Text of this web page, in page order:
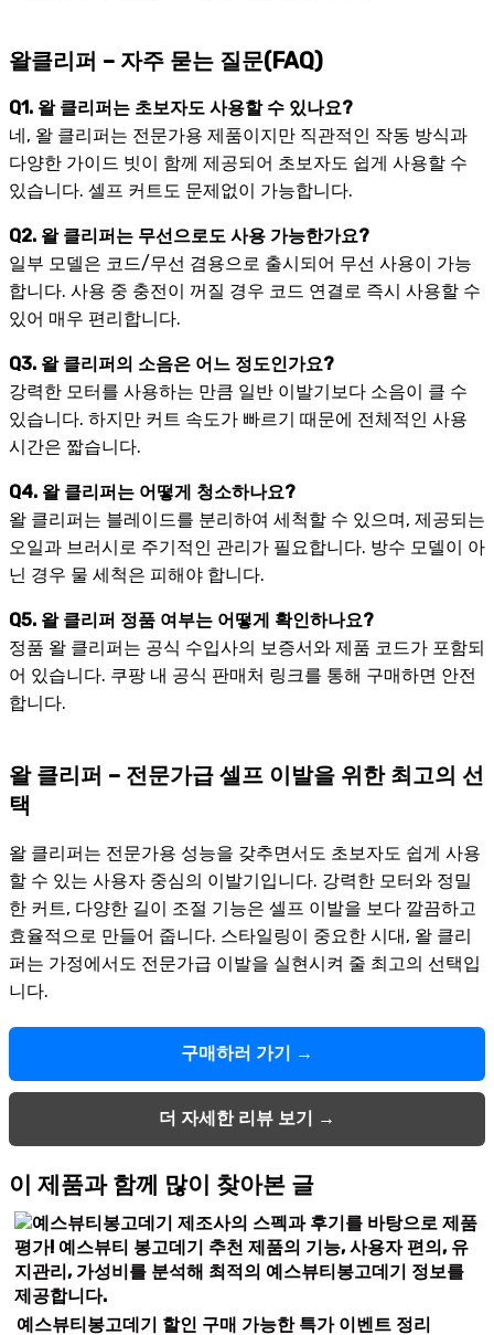
왈클리퍼 – 자주 묻는 질문(FAQ)
Q1. 왈 클리퍼는 초보자도 사용할 수 있나요?
네, 왈 클리퍼는 전문가용 제품이지만 직관적인 작동 방식과
다양한 가이드 빗이 함께 제공되어 초보자도 쉽게 사용할 수
있습니다. 셀프 커트도 문제없이 가능합니다.
Q2. 왈 클리퍼는 무선으로도 사용 가능한가요?
일부 모델은 코드/무선 겸용으로 출시되어 무선 사용이 가능
합니다. 사용 중 충전이 꺼질 경우 코드 연결로 즉시 사용할 수
있어 매우 편리합니다.
Q3. 왈 클리퍼의 소음은 어느 정도인가요?
강력한 모터를 사용하는 만큼 일반 이발기보다 소음이 클 수
있습니다. 하지만 커트 속도가 빠르기 때문에 전체적인 사용
시간은 짧습니다.
Q4. 왈 클리퍼는 어떻게 청소하나요?
왈 클리퍼는 블레이드를 분리하여 세척할 수 있으며, 제공되는
오일과 브러시로 주기적인 관리가 필요합니다. 방수 모델이 아
닌 경우 물 세척은 피해야 합니다.
Q5. 왈 클리퍼 정품 여부는 어떻게 확인하나요?
정품 왈 클리퍼는 공식 수입사의 보증서와 제품 코드가 포함되
어 있습니다. 쿠팡 내 공식 판매처 링크를 통해 구매하면 안전
합니다.
왈 클리퍼 – 전문가급 셀프 이발을 위한 최고의 선
택
왈 클리퍼는 전문가용 성능을 갖추면서도 초보자도 쉽게 사용
할 수 있는 사용자 중심의 이발기입니다. 강력한 모터와 정밀
한 커트, 다양한 길이 조절 기능은 셀프 이발을 보다 깔끔하고
효율적으로 만들어 줍니다. 스타일링이 중요한 시대, 왈 클리
퍼는 가정에서도 전문가급 이발을 실현시켜 줄 최고의 선택입
니다.
구매하러 가기 →
더 자세한 리뷰 보기 →
이 제품과 함께 많이 찾아본 글
예스뷰티봉고데기 할인 구매 가능한 특가 이벤트 정리